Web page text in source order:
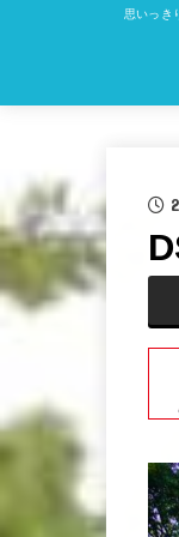
思いっき